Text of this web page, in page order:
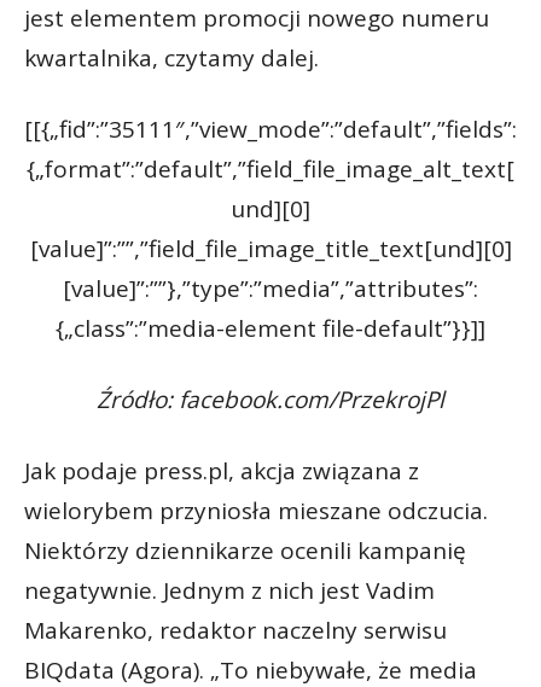
jest elementem promocji nowego numeru
kwartalnika, czytamy dalej.
[[{„fid”:”35111″,”view_mode”:”default”,”fields”:
{„format”:”default”,”field_file_image_alt_text[
und][0]
[value]”:””,”field_file_image_title_text[und][0]
[value]”:””},”type”:”media”,”attributes”:
{„class”:”media-element file-default”}}]]
Źródło: facebook.com/PrzekrojPl
Jak podaje press.pl, akcja związana z
wielorybem przyniosła mieszane odczucia.
Niektórzy dziennikarze ocenili kampanię
negatywnie. Jednym z nich jest Vadim
Makarenko, redaktor naczelny serwisu
BIQdata (Agora). „To niebywałe, że media